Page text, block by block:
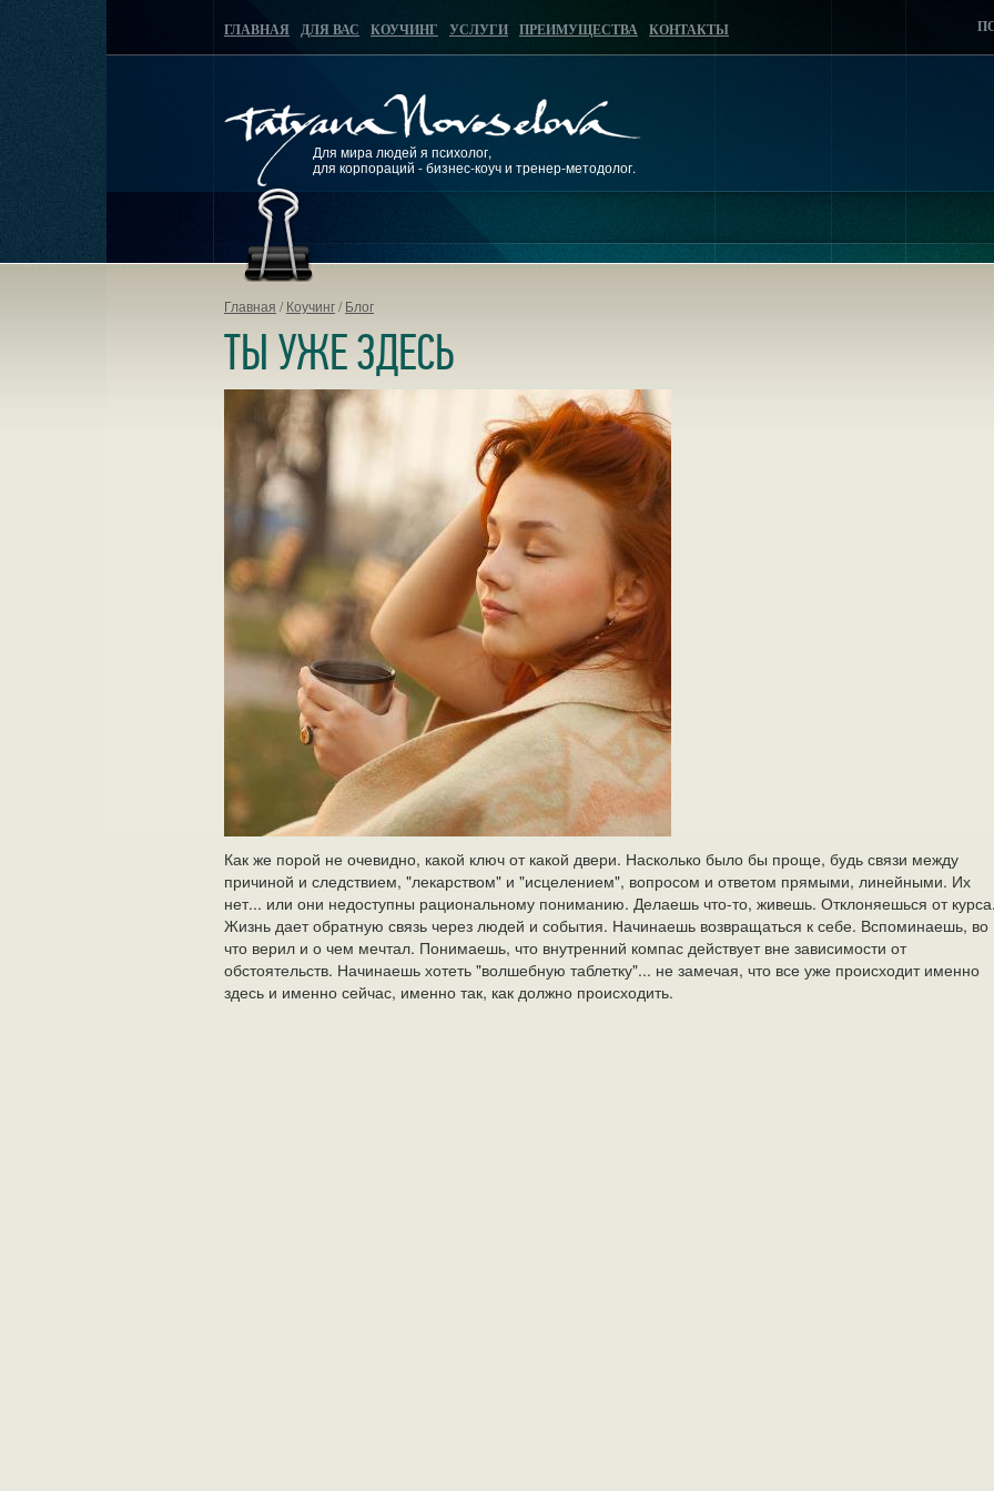
ГЛАВНАЯ ДЛЯ ВАС КОУЧИНГ УСЛУГИ ПРЕИМУЩЕСТВА КОНТАКТЫ
Для мира людей я психолог,
для корпораций - бизнес-коуч и тренер-методолог.
Главная /Коучинг/Блог
ТЫ УЖЕ ЗДЕСЬ
Как же порой не очевидно, какой ключ от какой двери. Насколько было бы проще, будь связи между
причиной и следствием, "лекарством" и "исцелением", вопросом и ответом прямыми, линейными. Их
нет... или они недоступны рациональному пониманию. Делаешь что-то, живешь. Отклоняешься от курса.
Жизнь дает обратную связь через людей и события. Начинаешь возвращаться к себе. Вспоминаешь, во
что верил и о чем мечтал. Понимаешь, что внутренний компас действует вне зависимости от
обстоятельств. Начинаешь хотеть "волшебную таблетку"... не замечая, что все уже происходит именно
здесь и именно сейчас, именно так, как должно происходить.